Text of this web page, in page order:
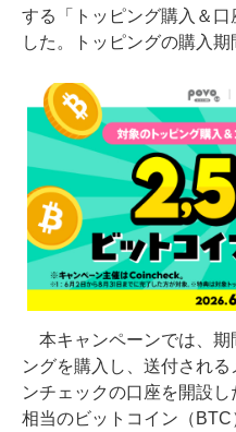
する「トッピング購入＆
した。トッピングの購入期
本キャンペーンでは、期
ングを購入し、送付され
ンチェックの口座を開設
相当のビットコイン（BTC